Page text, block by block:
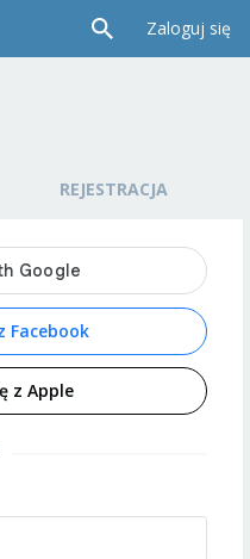
Zaloguj się
REJESTRACJA
Facebook
z Apple